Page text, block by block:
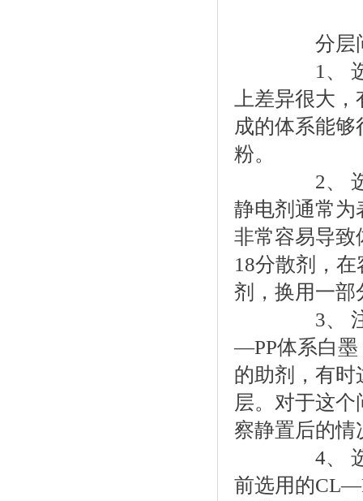
分层问题
1、 选择
上差异很大
成的体系能够
粉。
2、 选用
静电剂通常为
非常容易导
18分散剂，
剂，换用一部
3、 注意
—PP体系白墨
的助剂，有时
层。对于这
察静置后的情
4、 选用
前选用的